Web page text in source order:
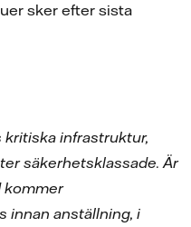
sker efter sista
kritiska infrastruktur,
säkerhetsklassade. Är
kommer
innan anställning, i